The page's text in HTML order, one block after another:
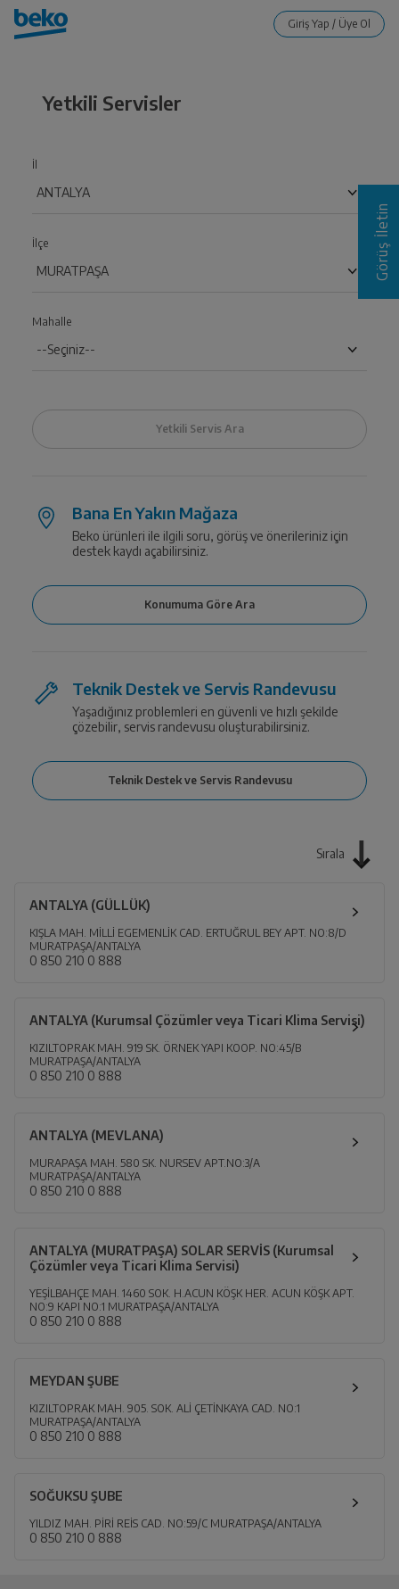
Yetkili Servisler
İl
İlçe
Mahalle
Bana En Yakın Mağaza
Beko ürünleri ile ilgili soru, görüş ve önerileriniz için
destek kaydı açabilirsiniz.
Teknik Destek ve Servis Randevusu
Yaşadığınız problemleri en güvenli ve hızlı şekilde
çözebilir, servis randevusu oluşturabilirsiniz.
Sırala
ANTALYA (GÜLLÜK)
KIŞLA MAH. MİLLİ EGEMENLİK CAD. ERTUĞRUL BEY APT. NO:8/D
MURATPAŞA/ANTALYA
0 850 210 0 888
ANTALYA (Kurumsal Çözümler veya Ticari Klima Servisi)
KIZILTOPRAK MAH. 919 SK. ÖRNEK YAPI KOOP. NO:45/B
MURATPAŞA/ANTALYA
0 850 210 0 888
ANTALYA (MEVLANA)
MURAPAŞA MAH. 580 SK. NURSEV APT.NO:3/A
MURATPAŞA/ANTALYA
0 850 210 0 888
ANTALYA (MURATPAŞA) SOLAR SERVİS (Kurumsal
Çözümler veya Ticari Klima Servisi)
YEŞİLBAHÇE MAH. 1460 SOK. H.ACUN KÖŞK HER. ACUN KÖŞK APT.
NO:9 KAPI NO:1 MURATPAŞA/ANTALYA
0 850 210 0 888
MEYDAN ŞUBE
KIZILTOPRAK MAH. 905. SOK. ALİ ÇETİNKAYA CAD. NO:1
MURATPAŞA/ANTALYA
0 850 210 0 888
SOĞUKSU ŞUBE
YILDIZ MAH. PİRİ REİS CAD. NO:59/C MURATPAŞA/ANTALYA
0 850 210 0 888
Görüş İletin